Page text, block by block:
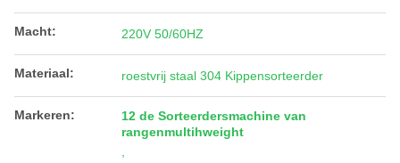
Macht: 220V 50/60HZ
Materiaal: roestvrij staal 304 Kippensorteerder
Markeren:
12 de Sorteerdersmachine van
rangenmultihweight